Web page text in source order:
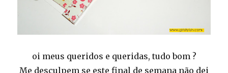
oi meus queridos e queridas, tudo bom ?
Me desculpem se este final de semana não dei